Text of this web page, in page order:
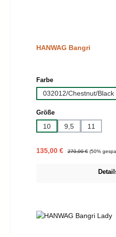
HANWAG Bangri
Farbeauswählen
032012/Chestnut/Black
Größeauswählen
10 9,5 11
Verkaufspreis:
135,00 € Regulärer Preis:
270,00 € (50%